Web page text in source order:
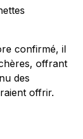
confirmé, il
offrant
des
offrir.